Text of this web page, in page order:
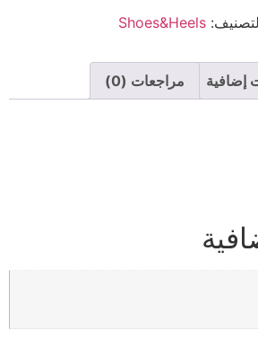
Shoes&Heels
إضافية مراجعات (0)